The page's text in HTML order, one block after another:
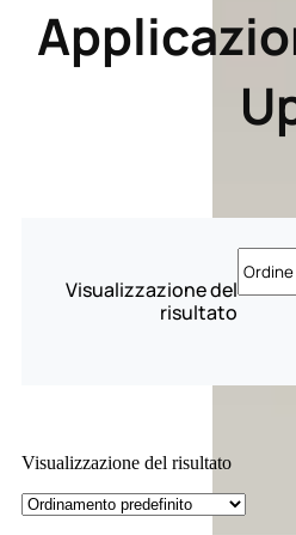
Visualizzazione del
risultato
Visualizzazione del risultato